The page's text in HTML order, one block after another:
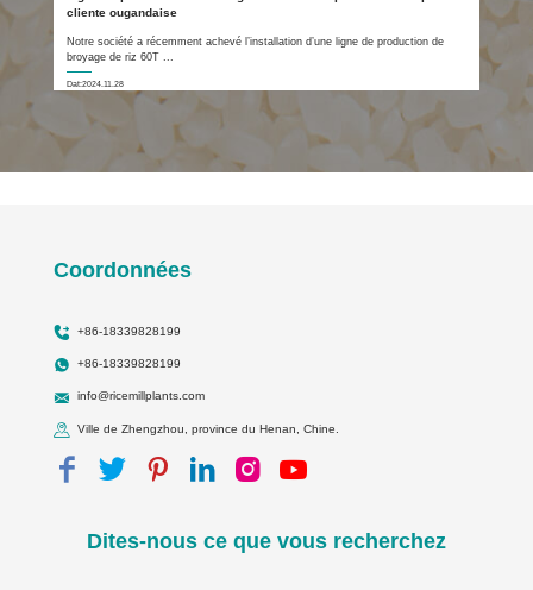
cliente ougandaise
Notre société a récemment achevé l’installation d’une ligne de production de
broyage de riz 60T ...
Dat:2024.11.28
Coordonnées
+86-18339828199
+86-18339828199
info@ricemillplants.com
Ville de Zhengzhou, province du Henan, Chine.
Dites-nous ce que vous recherchez